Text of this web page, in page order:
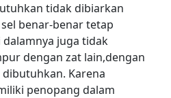
tidak dibiarkan
benar-benar tetap
juga tidak
dengan zat lain,dengan
Karena
penopang dalam